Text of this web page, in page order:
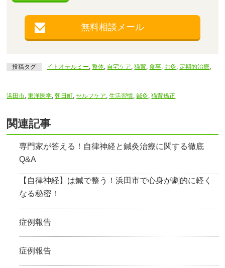
無料相談メール
投稿タグ イトオテルミー,整体, 自宅ケア,猫背,食事, お灸, 定期的治療,
浜田市,東洋医学,朝日町,セルフケア,生活習慣,鍼灸,猫背矯正
関連記事
専門家が答える！自律神経と鍼灸治療に関する徹底
Q&A
【自律神経】は鍼で整う！浜田市で心身が劇的に軽く
なる秘密！
症例報告
症例報告